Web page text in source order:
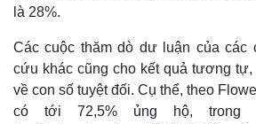
là 28%.
Các cuộc thăm dò dư luận của các
cứu khác cũng cho kết quả tương tự,
về con số tuyệt đối. Cụ thể, theo
có tới 72,5% ủng hộ, trong